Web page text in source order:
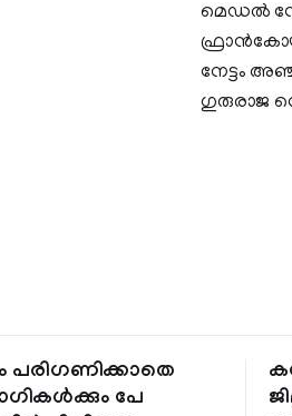
മെഡല്‍
നേട്ടം
ഗുരുരാജ
പരിഗണിക്കാതെ
പേ